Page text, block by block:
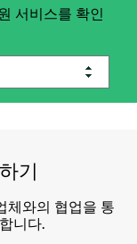
서비스를 확인
기
체와의 협업을 통
니다.